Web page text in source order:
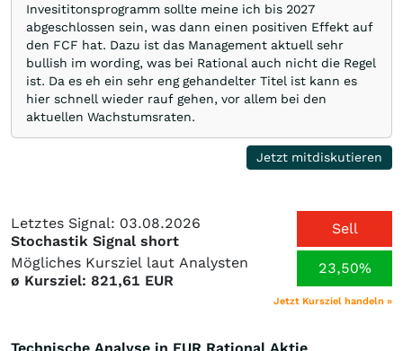
Invesititonsprogramm sollte meine ich bis 2027
abgeschlossen sein, was dann einen positiven Effekt auf
den FCF hat. Dazu ist das Management aktuell sehr
bullish im wording, was bei Rational auch nicht die Regel
ist. Da es eh ein sehr eng gehandelter Titel ist kann es
hier schnell wieder rauf gehen, vor allem bei den
aktuellen Wachstumsraten.
Jetzt mitdiskutieren
Letztes Signal: 03.08.2026
Stochastik Signal short
Sell
Mögliches Kursziel laut Analysten
ø Kursziel: 821,61 EUR
23,50%
Jetzt Kursziel handeln »
Technische Analyse in EUR Rational Aktie